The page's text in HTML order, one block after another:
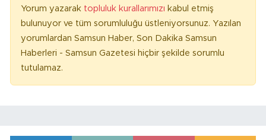
Yorum yazarak topluluk kurallarımızı kabul etmiş
bulunuyor ve tüm sorumluluğu üstleniyorsunuz. Yazılan
yorumlardan Samsun Haber, Son Dakika Samsun
Haberleri - Samsun Gazetesi hiçbir şekilde sorumlu
tutulamaz.